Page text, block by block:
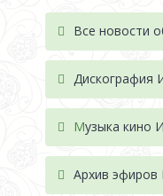
Все новости
Дискография
Музыка кино
Архив эфиров